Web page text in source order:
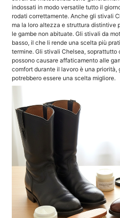
indossati in modo versatile tutto il
rodati correttamente. Anche gli stivali
ma la loro altezza e struttura distintive
le gambe non abituate. Gli stivali da
basso, il che li rende una scelta più
termine. Gli stivali Chelsea, soprattutto
possono causare affaticamento alle
comfort durante il lavoro è una
potrebbero essere una scelta migliore.